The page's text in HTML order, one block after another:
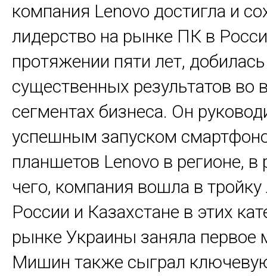
компания Lenovo достигла и
лидерство на рынке ПК в
протяжении пяти лет, добилась
существенных результатов во
сегментах бизнеса. Он
успешным запуском
планшетов Lenovo в регионе, в
чего, компания вошла в
России и Казахстане в этих
рынке Украины заняла первое
Мишин также сыграл